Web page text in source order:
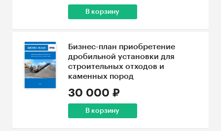
В корзину
Бизнес-план приобретение
дробильной установки для
строительных отходов и
каменных пород
30 000 ₽
В корзину